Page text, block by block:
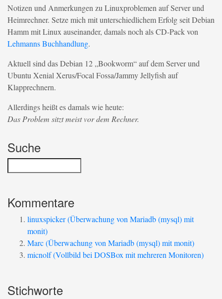
Notizen und Anmerkungen zu Linuxproblemen auf Server und
Heimrechner. Setze mich mit unterschiedlichem Erfolg seit Debian
Hamm mit Linux auseinander, damals noch als CD-Pack von
Lehmanns Buchhandlung.
Aktuell sind das Debian 12 „Bookworm“ auf dem Server und
Ubuntu Xenial Xerus/Focal Fossa/Jammy Jellyfish auf
Klapprechnern.
Allerdings heißt es damals wie heute:
Das Problem sitzt meist vor dem Rechner.
Suche
Kommentare
linuxspicker (Überwachung von Mariadb (mysql) mit
monit)
Marc (Überwachung von Mariadb (mysql) mit monit)
micnolf (Vollbild bei DOSBox mit mehreren Monitoren)
Stichworte